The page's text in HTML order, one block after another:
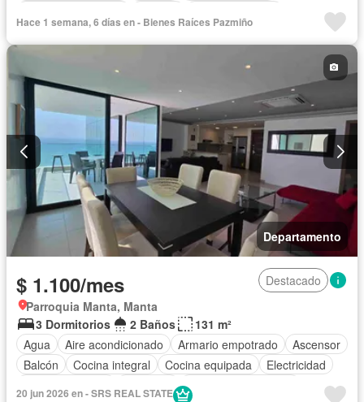
Cocina integral
Cocina equipada
Cuarto de servicio
Electricidad
Piscina
Conserje Completamente amoblado
Hace 1 semana, 6 días en - Bienes Raíces Pazmiño
Departamento
$ 1.100/mes
Destacado
Parroquia Manta, Manta
3 Dormitorios
2 Baños
131 m²
Agua
Aire acondicionado Armario empotrado
Ascensor
Balcón
Cocina integral Cocina equipada
Electricidad
Garita de guardianía
20 jun 2026 en - SRS REAL STATE